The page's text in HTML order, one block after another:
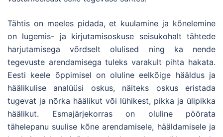
Tähtis on meeles pidada, et kuulamine ja kõnelemine
on lugemis- ja kirjutamisoskuse seisukohalt tähtede
harjutamisega võrdselt olulised ning ka nende
tegevuste arendamisega tuleks varakult pihta hakata.
Eesti keele õppimisel on oluline eelkõige hääldus ja
häälikulise analüüsi oskus, näiteks oskus eristada
tugevat ja nõrka häälikut või lühikest, pikka ja ülipikka
häälikut. Esmajärjekorras on oluline pöörata
tähelepanu suulise kõne arendamisele, hääldamisele ja